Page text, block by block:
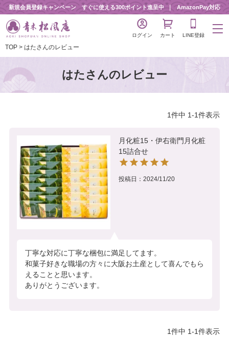
新規会員登録キャンペーン すぐに使える300ポイント進呈中 AmazonPay対応
ログイン カート LINE登録
TOP はたさんのレビュー
はたさんのレビュー
1件中 1-1件表示
月化粧15・伊右衛門月化粧
15詰合せ
投稿日 2024/11/20
丁寧な対応に丁寧な梱包に満足してます。
和菓子好きな職場の方々に大阪お土産として喜んでもら
えることと思います。
ありがとうございます。
1件中 1-1件表示